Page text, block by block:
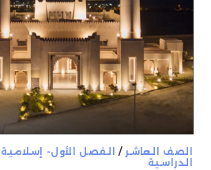
الصف العاشر / الفصل الأول-
الدراسية